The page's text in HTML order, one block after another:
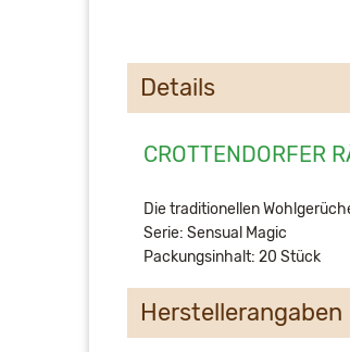
Details
CROTTENDORFER
Die traditionellen
Serie: Sensual Magic
Packungsinhalt: 20 Stück
Herstellerangaben